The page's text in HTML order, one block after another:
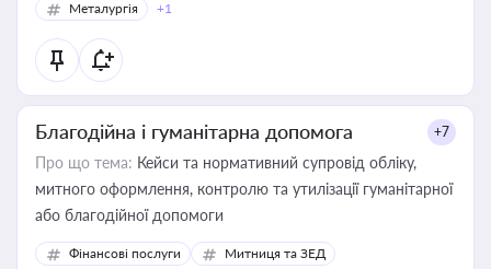
Металургія
+1
Благодійна і гуманітарна допомога +7
Про що тема: Кейси та нормативний супровід обліку,
митного оформлення, контролю та утилізації гуманітарної
або благодійної допомоги
Фінансові послуги Митниця та ЗЕД